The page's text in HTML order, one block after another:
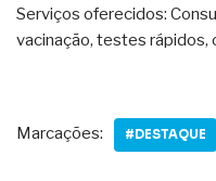
Serviços oferecidos:
vacinação, testes rápidos,
Marcações: #DESTAQUE